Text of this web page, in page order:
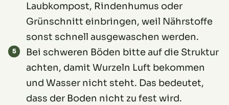
Laubkompost, Rindenhumus oder
Grünschnitt einbringen, weil Nährstoffe
sonst schnell ausgewaschen werden.
Bei schweren Böden bitte auf die Struktur
achten, damit Wurzeln Luft bekommen
und Wasser nicht steht. Das bedeutet,
dass der Boden nicht zu fest wird.